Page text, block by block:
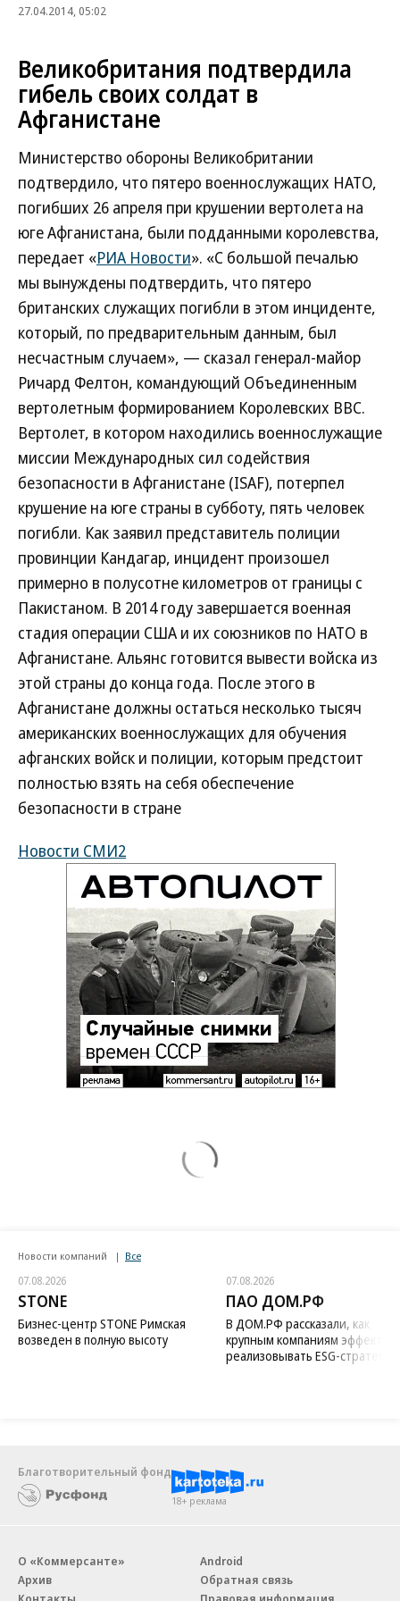
27.04.2014, 05:02
Великобритания подтвердила
гибель своих солдат в
Афганистане
Министерство обороны Великобритании
подтвердило, что пятеро военнослужащих НАТО,
погибших 26 апреля при крушении вертолета на
юге Афганистана, были подданными королевства,
передает «РИА Новости». «С большой печалью
мы вынуждены подтвердить, что пятеро
британских служащих погибли в этом инциденте,
который, по предварительным данным, был
несчастным случаем», — сказал генерал-майор
Ричард Фелтон, командующий Объединенным
вертолетным формированием Королевских ВВС.
Вертолет, в котором находились военнослужащие
миссии Международных сил содействия
безопасности в Афганистане (ISAF), потерпел
крушение на юге страны в субботу, пять человек
погибли. Как заявил представитель полиции
провинции Кандагар, инцидент произошел
примерно в полусотне километров от границы с
Пакистаном. В 2014 году завершается военная
стадия операции США и их союзников по НАТО в
Афганистане. Альянс готовится вывести войска из
этой страны до конца года. После этого в
Афганистане должны остаться несколько тысяч
американских военнослужащих для обучения
афганских войск и полиции, которым предстоит
полностью взять на себя обеспечение
безопасности в стране
Новости СМИ2
Новости компаний Все
07.08.2026
STONE
Бизнес-центр STONE Римская
возведен в полную высоту
07.08.2026
ПАО ДОМ.РФ
В ДОМ.РФ рассказали, как
крупным компаниям
реализовывать ESG-стратегию
Благотворительный фонд
18+ реклама
О «Коммерсанте»
Архив
Android
Обратная связь